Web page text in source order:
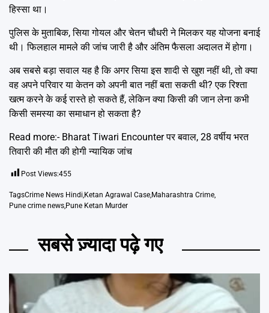
हिस्सा था।
पुलिस के मुताबिक, सिया गोयल और चेतन चौधरी ने मिलकर यह योजना बनाई
थी। फिलहाल मामले की जांच जारी है और अंतिम फैसला अदालत में होगा।
अब सबसे बड़ा सवाल यह है कि अगर सिया इस शादी से खुश नहीं थी, तो क्या
वह अपने परिवार या केतन को अपनी बात नहीं बता सकती थी? एक रिश्ता
खत्म करने के कई रास्ते हो सकते हैं, लेकिन क्या किसी की जान लेना कभी
किसी समस्या का समाधान हो सकता है?
Read more:- Bharat Tiwari Encounter पर बवाल, 28 वर्षीय भरत
तिवारी की मौत की होगी न्यायिक जांच
Post Views:455
TagsCrime News Hindi,Ketan Agrawal Case,Maharashtra Crime,
Pune crime news,Pune Ketan Murder
सबसे ज़्यादा पढ़े गए